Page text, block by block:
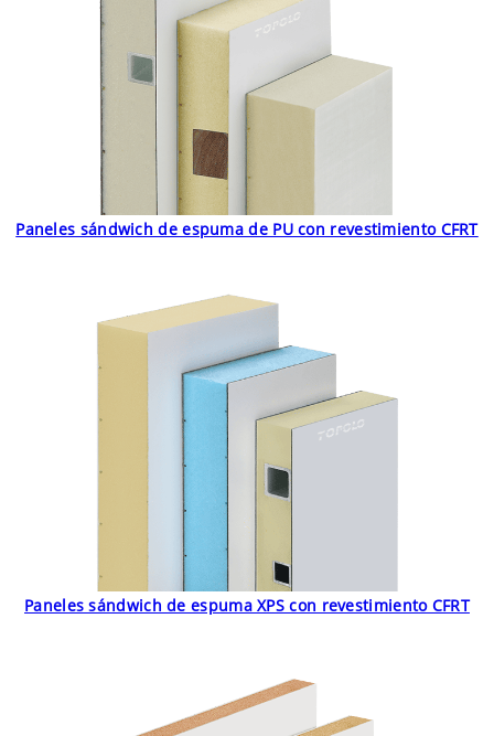
Paneles sándwich de espuma de PU con revestimiento CFRT
Paneles sándwich de espuma XPS con revestimiento CFRT